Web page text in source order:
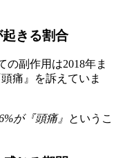
きる割合
副作用は2018年ま
痛』を訴えていま
が『頭痛』 というこ